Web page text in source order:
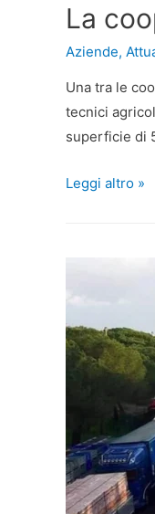
La
Aziende,
Una tra le
tecnici
superficie di
Leggi altro »